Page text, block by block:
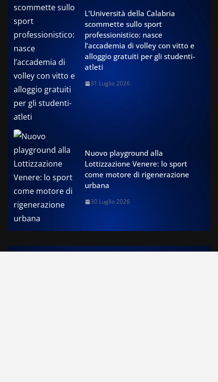
L’Università della Calabria
scommette sullo sport
professionistico: nasce
l’accademia di volley con vitto e
alloggio gratuiti per gli studenti-
atleti
31 Luglio 2026
Nuovo playground alla
Lottizzazione Venere: lo sport
come motore di rigenerazione
urbana
30 Luglio 2026